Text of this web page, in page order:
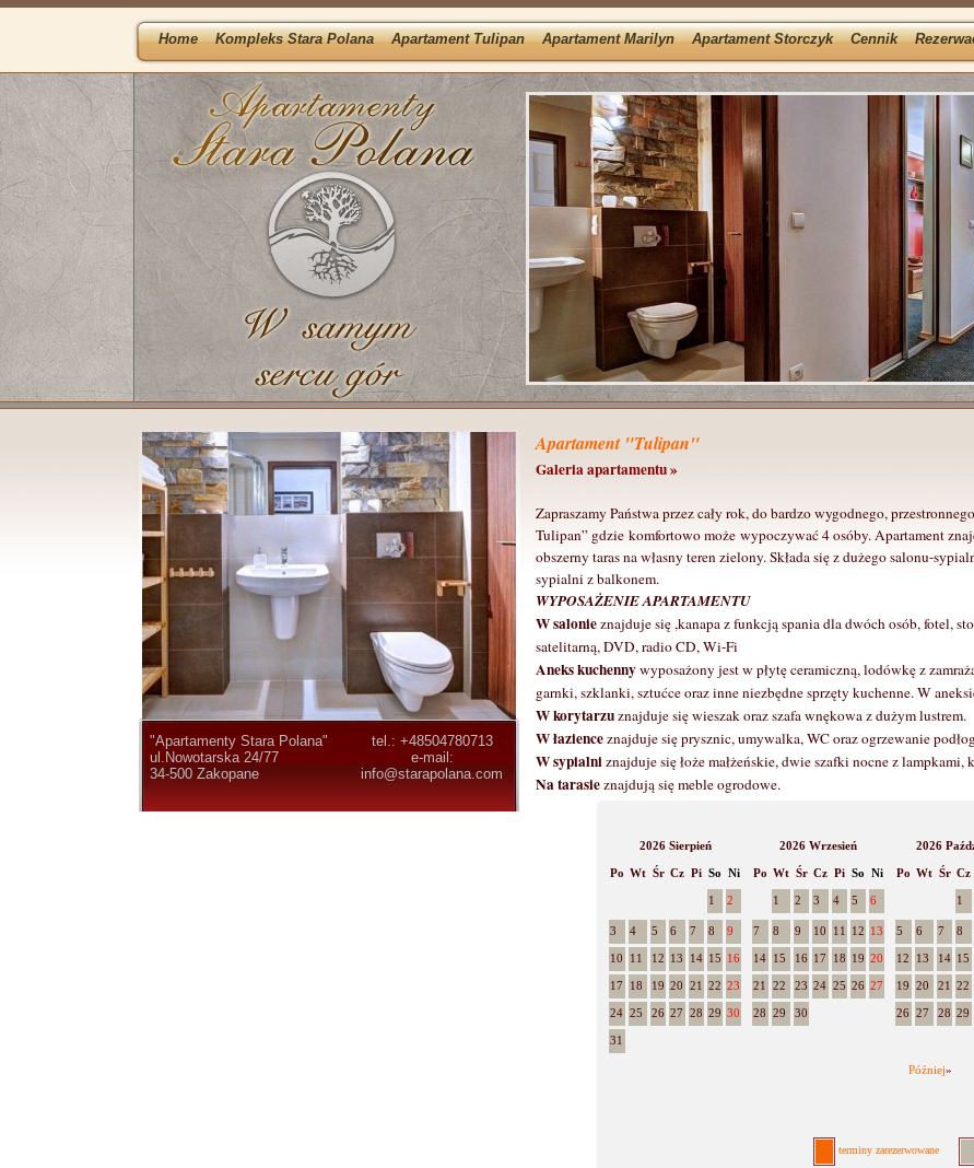
Home Kompleks Stara Polana Apartament Tulipan Apartament Marilyn Apartament Storczyk Cennik
"Apartamenty Stara Polana"
ul.Nowotarska 24/77
34-500 Zakopane
tel.: +48504780713
e-mail:
info@starapolana.com
Apartament "Tulipan"
Galeria apartamentu »
Zapraszamy Państwa przez cały rok, do bardzo wygodnego,
Tulipan” gdzie komfortowo może wypoczywać 4 osóby. Apartament
obszerny taras na własny teren zielony. Składa się z dużego salonu-
sypialni z balkonem.
WYPOSAŻENIE APARTAMENTU
W salonieznajduje się ,kanapa z funkcją spania dla dwóch osób, fotel,
satelitarną, DVD, radio CD, Wi-Fi
Aneks kuchennywyposażony jest w płytę ceramiczną, lodówkę z
garnki, szklanki, sztućce oraz inne niezbędne sprzęty kuchenne. W
W korytarzuznajduje się wieszak oraz szafa wnękowa z dużym lustrem.
W łazienceznajduje się prysznic, umywalka, WC oraz ogrzewanie
W sypialniznajduje się łoże małżeńskie, dwie szafki nocne z lampkami,
Na tarasieznajdują się meble ogrodowe.
2026 Sierpień
Po Wt Śr Cz Pi So Ni
1 2
3 4 5 6 7 8 9
10 11 12 13 14 15 16
17 18 19 20 21 22 23
24 25 26 27 28 29 30
31
2026 Wrzesień
Po Wt Śr Cz Pi So Ni
1 2 3 4 5 6
7 8 9 10 11 12 13
14 15 16 17 18 19 20
21 22 23 24 25 26 27
28 29 30
2026
Po Wt Śr Cz
1
5 6 7 8
12 13 14 15
19 20 21 22
26 27 28 29
Później»
terminy zarezerwowane